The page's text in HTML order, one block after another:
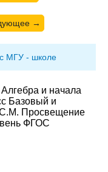
→
МГУ - школе
и начала
Базовый и
С.М. Просвещение
ФГОС